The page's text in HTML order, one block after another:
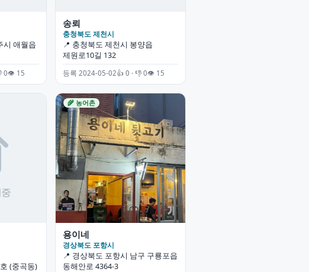
시 애월읍
0👁 15
송뢰
충청북도 제천시
📍 충청북도 제천시 봉양읍
제원로10길 132
등록 2024-05-02👍 0 · 👎 0👁 15
(중곡동)
🌾 농어촌
용이네
경상북도 포항시
📍 경상북도 포항시 남구 구룡포읍
동해안로 4364-3